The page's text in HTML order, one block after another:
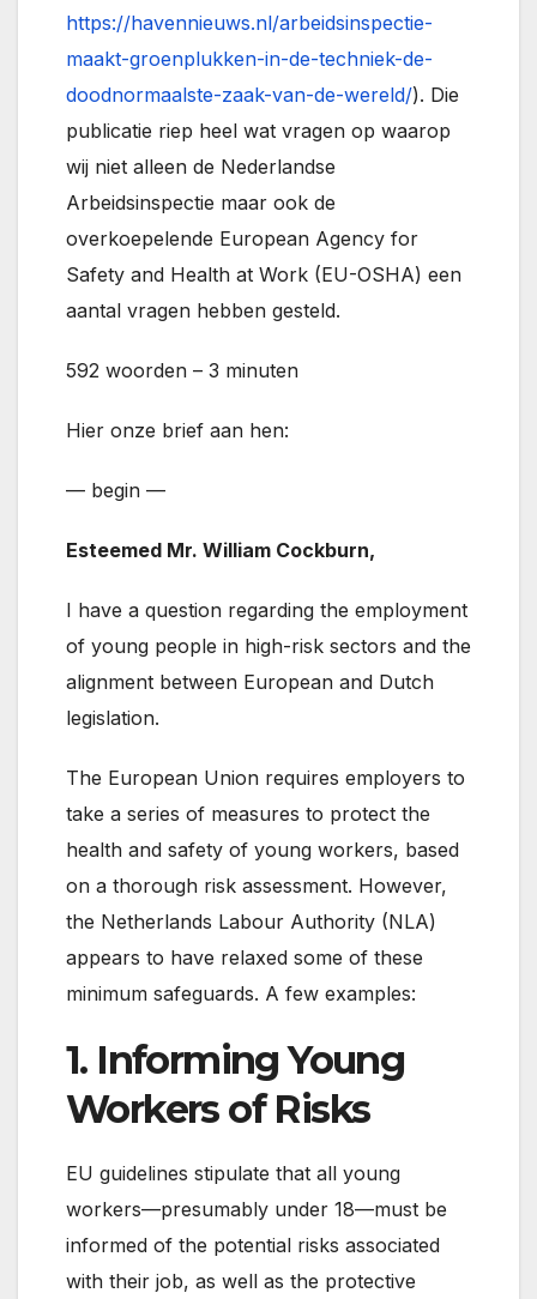
https://havennieuws.nl/arbeidsinspectie-
maakt-groenplukken-in-de-techniek-de-
doodnormaalste-zaak-van-de-wereld/). Die
publicatie riep heel wat vragen op waarop
wij niet alleen de Nederlandse
Arbeidsinspectie maar ook de
overkoepelende European Agency for
Safety and Health at Work (EU-OSHA) een
aantal vragen hebben gesteld.
592 woorden – 3 minuten
Hier onze brief aan hen:
— begin —
Esteemed Mr. William Cockburn,
I have a question regarding the employment
of young people in high-risk sectors and the
alignment between European and Dutch
legislation.
The European Union requires employers to
take a series of measures to protect the
health and safety of young workers, based
on a thorough risk assessment. However,
the Netherlands Labour Authority (NLA)
appears to have relaxed some of these
minimum safeguards. A few examples:
1. Informing Young
Workers of Risks
EU guidelines stipulate that all young
workers—presumably under 18—must be
informed of the potential risks associated
with their job, as well as the protective